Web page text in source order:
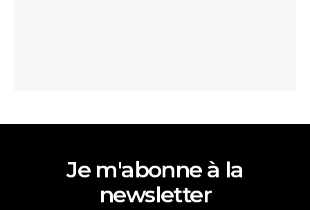
Je m'abonne à la
newsletter